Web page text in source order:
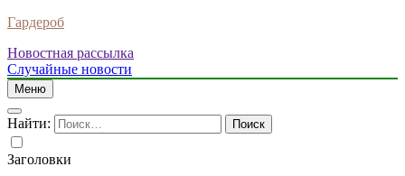
Гардероб
Новостная рассылка
Случайные новости
Меню
Найти:
Заголовки